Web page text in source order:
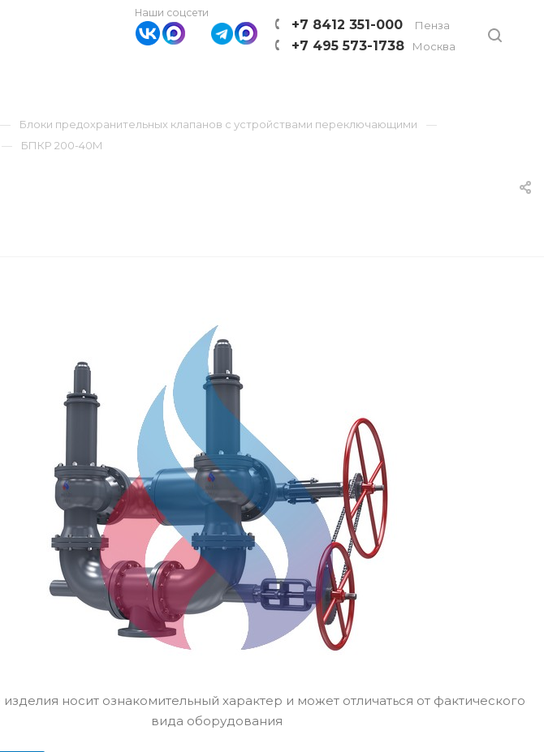
+7 8412 351-000 Пенза
+7 495 573-1738 Москва
Наши соцсети
Блоки предохранительных клапанов с устройствами переключающими
БПКР 200-40М
носит ознакомительный характер и может отличаться от фактического
вида оборудования